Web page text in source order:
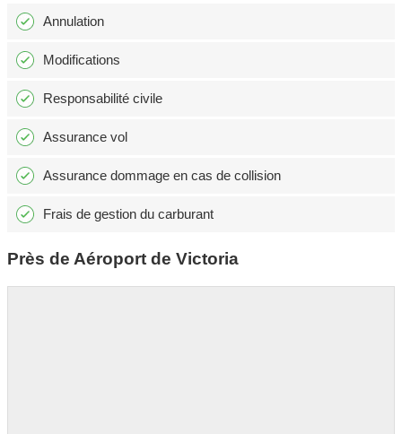
Annulation
Modifications
Responsabilité civile
Assurance vol
Assurance dommage en cas de collision
Frais de gestion du carburant
Près de Aéroport de Victoria